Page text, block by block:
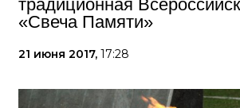
традиционная
«Свеча Памяти»
21 июня 2017, 17:28